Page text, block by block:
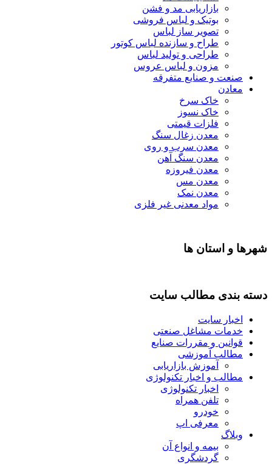
بازاریابی مد و فشن
بوتیک و لباس فروشی
تصویر ساز لباس
طراح و سازنده لباس کوتور
طراحی و تولید لباس
مزون و لباس عروس
صنعت و صنایع متفرقه
معادن
خاک سرخ
خاک نسوز
فلزات قیمتی
معدن زغال سنگ
معدن سرب و روی
معدن سنگ آهن
معدن فیروزه
معدن مس
معدن نمک
مواد معدنی غیر فلزی
شهرها و استان ها
دسته بندی مطالب سایت
اخبار سایت
خدمات مشاغل صنعتی
قوانین و مقررات صنایع
مطالب آموزشی
آموزش بازاریابی
مطالب و اخبار تکنولوژی
اخبار تکنولوژی
تلفن همراه
خودرو
معرفی اپ
وبلاگ
بیمه و انواع آن
گردشگری